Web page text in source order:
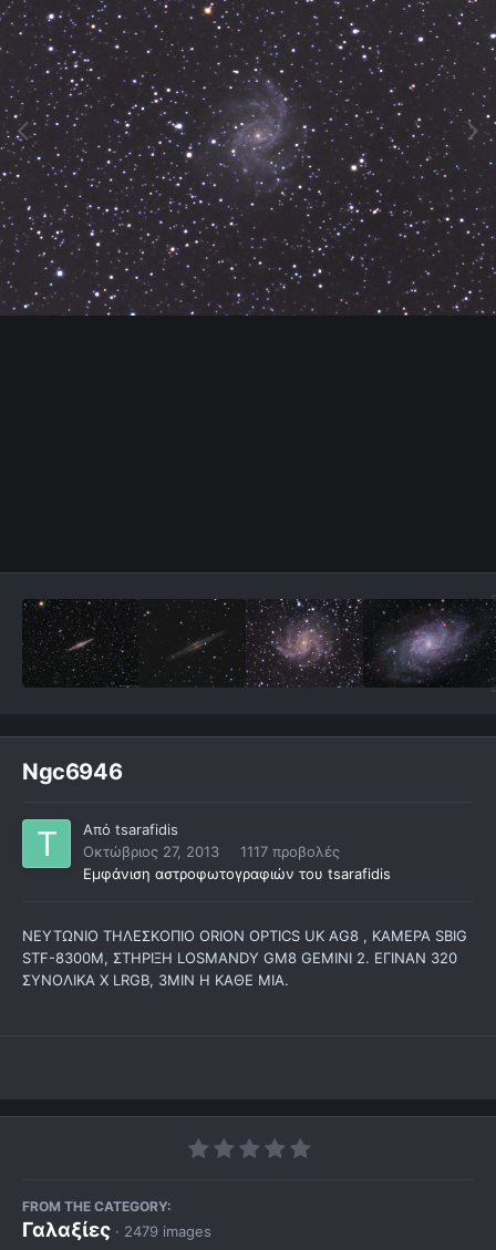
Ngc6946
Από tsarafidis
Οκτώβριος 27, 2013
1117 προβολές
Εμφάνιση αστροφωτογραφιών του tsarafidis
ΝΕΥΤΩΝΙΟ ΤΗΛΕΣΚΟΠΙΟ ORION OPTICS UK AG8 , ΚΑΜΕΡΑ SBIG
STF-8300M, ΣΤΗΡΙΞΗ LOSMANDY GM8 GEMINI 2. ΕΓΙΝΑΝ 320
ΣΥΝΟΛΙΚΑ X LRGB, 3MIN Η ΚΑΘΕ ΜΙΑ.
FROM THE CATEGORY:
Γαλαξίες · 2479 images